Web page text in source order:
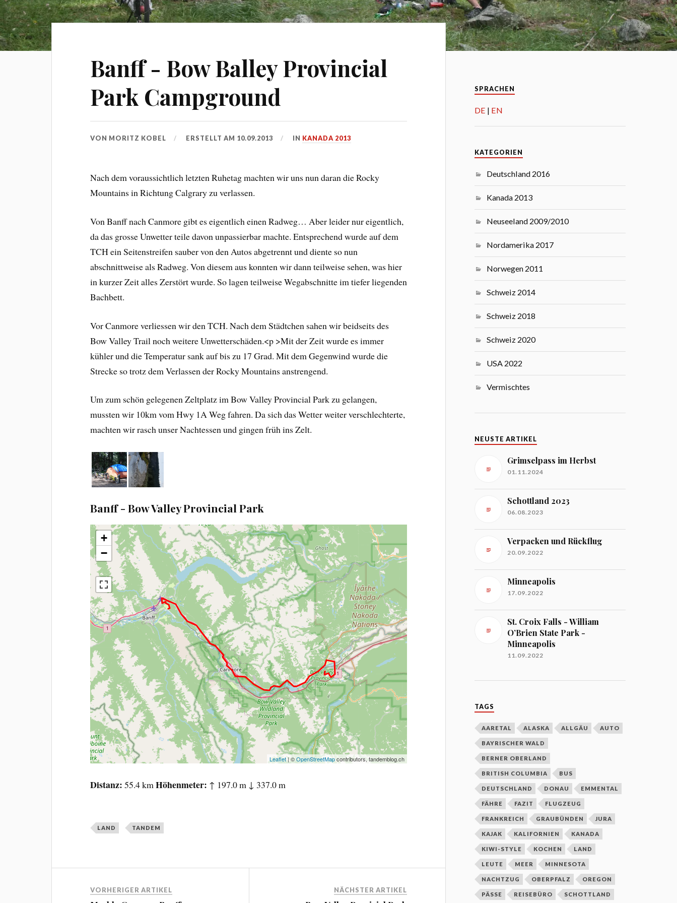
Banff - Bow Balley Provincial
Park Campground
VON MORITZ KOBEL ERSTELLT AM 10.09.2013 IN KANADA 2013
Nach dem voraussichtlich letzten Ruhetag machten wir uns nun daran die Rocky
Mountains in Richtung Calgrary zu verlassen.
Von Banff nach Canmore gibt es eigentlich einen Radweg… Aber leider nur eigentlich,
da das grosse Unwetter teile davon unpassierbar machte. Entsprechend wurde auf dem
TCH ein Seitenstreifen sauber von den Autos abgetrennt und diente so nun
abschnittweise als Radweg. Von diesem aus konnten wir dann teilweise sehen, was hier
in kurzer Zeit alles Zerstört wurde. So lagen teilweise Wegabschnitte im tiefer liegenden
Bachbett.
Vor Canmore verliessen wir den TCH. Nach dem Städtchen sahen wir beidseits des
Bow Valley Trail noch weitere Unwetterschäden.<p >Mit der Zeit wurde es immer
kühler und die Temperatur sank auf bis zu 17 Grad. Mit dem Gegenwind wurde die
Strecke so trotz dem Verlassen der Rocky Mountains anstrengend.
Um zum schön gelegenen Zeltplatz im Bow Valley Provincial Park zu gelangen,
mussten wir 10km vom Hwy 1A Weg fahren. Da sich das Wetter weiter verschlechterte,
machten wir rasch unser Nachtessen und gingen früh ins Zelt.
Banff - Bow Valley Provincial Park
+
−
Leaflet | ©OpenStreetMapcontributors, tandemblog.ch
Distanz 55.4 kmHöhenmeter ↑ 197.0 m ↓ 337.0 m
LAND TANDEM
VORHERIGER ARTIKEL NÄCHSTER ARTIKEL
SPRACHEN
DE EN
KATEGORIEN
Deutschland 2016
Kanada 2013
Neuseeland 2009/2010
Nordamerika 2017
Norwegen 2011
Schweiz 2014
Schweiz 2018
Schweiz 2020
USA 2022
Vermischtes
NEUSTE ARTIKEL
Grimselpass im Herbst
01.11.2024
Schottland 2023
06.08.2023
Verpacken und Rückflug
20.09.2022
Minneapolis
17.09.2022
St. Croix Falls - William
O’Brien State Park -
Minneapolis
11.09.2022
TAGS
AARETAL ALASKA ALLGÄU AUTO
BAYRISCHER WALD
BERNER OBERLAND
BRITISH COLUMBIA BUS
DEUTSCHLAND DONAU EMMENTAL
FÄHRE FAZIT FLUGZEUG
FRANKREICH GRAUBÜNDEN JURA
KAJAK KALIFORNIEN KANADA
KIWI-STYLE KOCHEN LAND
LEUTE MEER MINNESOTA
NACHTZUG OBERPFALZ OREGON
PÄSSE REISEBÜRO SCHOTTLAND